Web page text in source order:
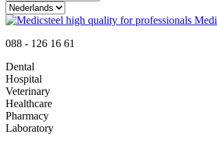
088 - 126 16 61
Dental
Hospital
Veterinary
Healthcare
Pharmacy
Laboratory